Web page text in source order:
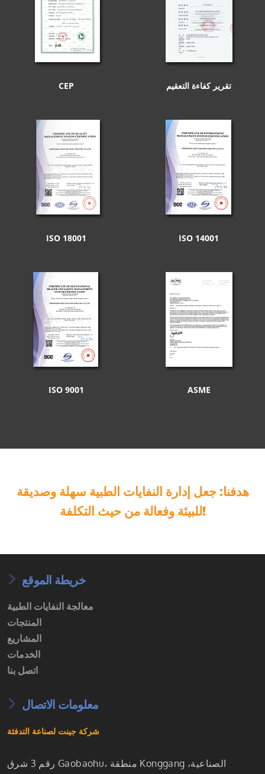
CEP تقرير كفاءة التعقيم
ISO 18001 ISO 14001
ISO 9001 ASME
هدفنا: جعل إدارة النفايات الطبية سهلة وصديقة
للبيئة وفعالة من حيث التكلفة!
خريطة الموقع
معالجة النفايات الطبية
المنتجات
المشاريع
الخدمات
اتصل بنا
معلومات الاتصال
شركة جينت لصناعة التدفئة
رقم 3 شرق Gaobaohu، منطقة Konggang الصناعية،